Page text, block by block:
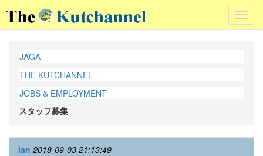
JAGA
THE KUTCHANNEL
JOBS & EMPLOYMENT
スタッフ募集
Ian 2018-09-03 21:13:49